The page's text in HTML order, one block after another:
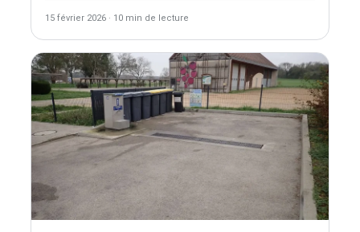
15 février 2026 · 10 min de lecture